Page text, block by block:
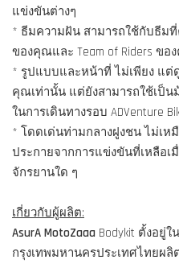
แข่งขันต่างๆ
* ธีมความฝัน สามารถใช้กับธีม
ของคุณและ Team of Riders ขอ
* รูปแบบและหน้าที่ ไม่เพียง แต่
คุณเท่านั้น แต่ยังสามารถใช้เป็
ในการเดินทางรอบ ADVenture
* โดดเด่นท่ามกลางฝูงชน ไม่เห
ประกายจากการแข่งขันที่เหลือ
จักรยานใด ๆ
เกี่ยวกับผู้ผลิต:
AsurA MotoZaaa Bodykit ตั้งอยู่
กรุงเทพมหานครประเทศไทยผ